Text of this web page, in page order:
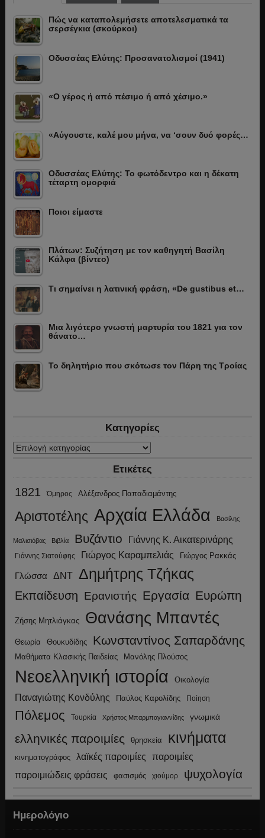
Πώς να καταπολεμήσετε αποτελεσματικά τα
σερσέγκια (σκούρκοι)
Οδυσσέας Ελύτης: Προσανατολισμοί (1941)
«Ο γέρος ή από πέσιμο ή από χέσιμο.»
«Αύγουστε, καλέ μου μήνα, να ‘σουν δυό φορές…
Οδυσσέας Ελύτης: Το φωτόδεντρο και η δέκατη
τέταρτη ομορφιά
Ποιοι είμαστε
Πλάτων: Συζήτηση με τον καθηγητή Βασίλη
Κάλφα (βίντεο)
Τι σημαίνει η λατινική φράση, «De gustibus et…
Μια λιγότερο γνωστή μαρτυρία του 1821 για τον
θάνατο…
Το δηλητήριο που σκότωσε τον Πάρη της Τροίας
Κατηγορίες
Κατηγορίες
Ετικέτες
1821 Όμηρος Αλέξανδρος Παπαδιαμάντης
Αριστοτέλης Αρχαία Ελλάδα Βασίλης
Μαλισιόβας Βιβλία Βυζάντιο Γιάννης Κ. Αικατερινάρης
Γιάννης Σιατούφης Γιώργος Καραμπελιάς Γιώργος Ρακκάς
Γλώσσα ΔΝΤ Δημήτρης Τζήκας
Εκπαίδευση Ερανιστής Εργασία Ευρώπη
Ζήσης Μητλιάγκας Θανάσης Μπαντές
Θεωρία Θουκυδίδης Κωνσταντίνος Σαπαρδάνης
Μαθήματα Κλασικής Παιδείας Μανόλης Πλούσος
Νεοελληνική ιστορία Οικολογία
Παναγιώτης Κονδύλης Παύλος Καρολίδης Ποίηση
Πόλεμος Τουρκία Χρήστος Μπαρμπαγιαννίδης γνωμικά
ελληνικές παροιμίες θρησκεία κινήματα
κινηματογράφος λαϊκές παροιμίες παροιμίες
παροιμιώδεις φράσεις φασισμός χιούμορ ψυχολογία
Ημερολόγιο